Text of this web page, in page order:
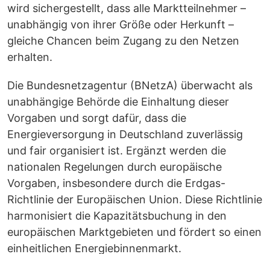
wird sichergestellt, dass alle Marktteilnehmer –
unabhängig von ihrer Größe oder Herkunft –
gleiche Chancen beim Zugang zu den Netzen
erhalten.
Die Bundesnetzagentur (BNetzA) überwacht als
unabhängige Behörde die Einhaltung dieser
Vorgaben und sorgt dafür, dass die
Energieversorgung in Deutschland zuverlässig
und fair organisiert ist. Ergänzt werden die
nationalen Regelungen durch europäische
Vorgaben, insbesondere durch die Erdgas-
Richtlinie der Europäischen Union. Diese Richtlinie
harmonisiert die Kapazitätsbuchung in den
europäischen Marktgebieten und fördert so einen
einheitlichen Energiebinnenmarkt.